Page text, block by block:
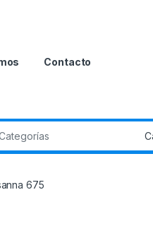
Contacto
675